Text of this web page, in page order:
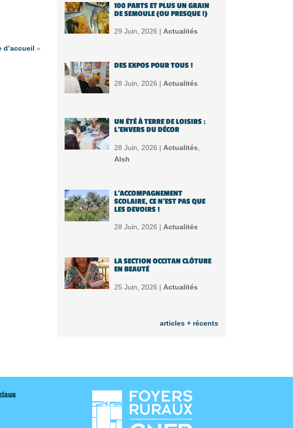
d’accueil »
100 PARTS ET PLUS UN GRAIN
DE SEMOULE (OU PRESQUE !)
29 Juin, 2026 | Actualités
DES EXPOS POUR TOUS !
28 Juin, 2026 | Actualités
UN ÉTÉ À TERRE DE LOISIRS :
L’ENVERS DU DÉCOR
28 Juin, 2026 | Actualités
Alsh
L’ACCOMPAGNEMENT
SCOLAIRE, CE N’EST PAS QUE
LES DEVOIRS !
28 Juin, 2026 | Actualités
LA SECTION OCCITAN CLÔTURE
EN BEAUTÉ
25 Juin, 2026 | Actualités
articles + récents